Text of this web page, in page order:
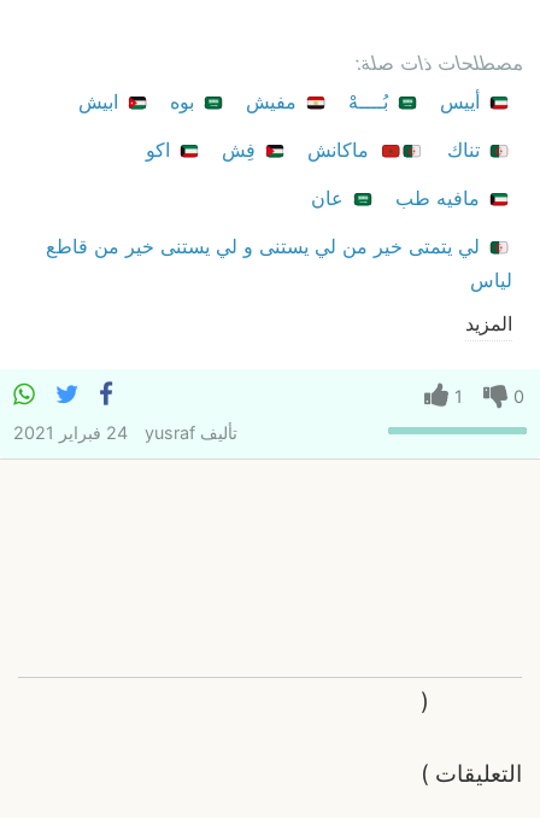
مصطلحات ذات صلة:
أييس
بُــــهْ مفيش بوه
ابيش
تناك
ماكانش فِش
اكو
مافيه طب
عان
لي يتمتى خير من لي يستنى و لي يستنى خير من قاطع
لياس
المزيد
0
1
تأليفyusraf 24 فبراير 2021
التعليقات
(
)